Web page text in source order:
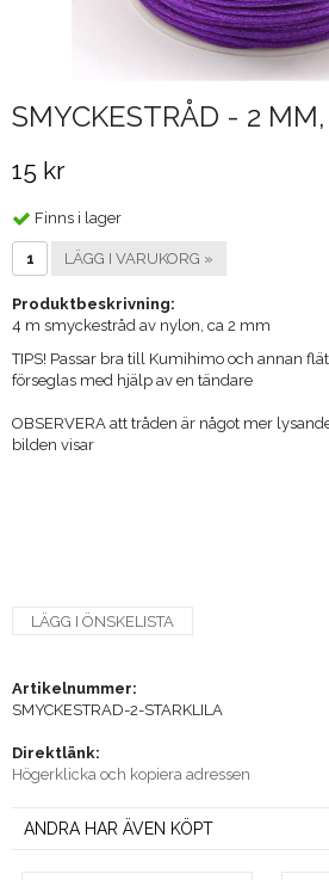
SMYCKESTRÅD - 2
15 kr
Finns i lager
LÄGG I VARUKORG »
Produktbeskrivning:
4 m smyckestråd av nylon, ca 2 mm
​TIPS! Passar bra till Kumihimo och annan
förseglas med hjälp av en tändare
OBSERVERA att tråden är något mer
bilden visar
LÄGG I ÖNSKELISTA
Artikelnummer:
SMYCKESTRAD-2-STARKLILA
Direktlänk:
Högerklicka och kopiera adressen
ANDRA HAR ÄVEN KÖPT